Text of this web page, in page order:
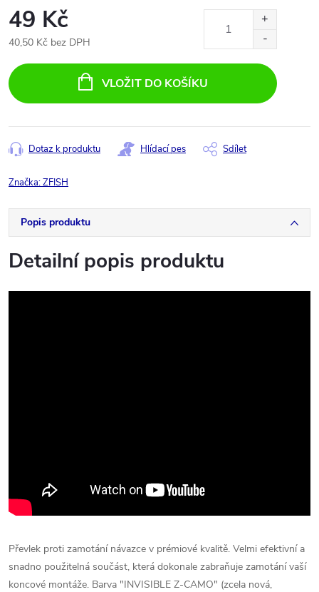
49 Kč
40,50 Kč bez DPH
cena:
VLOŽIT DO KOŠÍKU
Dotaz k produktu Hlídací pes Sdílet
Značka:ZFISH
Popis produktu
Detailní popis produktu
Převlek proti zamotání návazce v prémiové kvalitě. Velmi efektivní a
snadno použitelná součást, která dokonale zabraňuje zamotání vaší
koncové montáže. Barva "INVISIBLE Z-CAMO" (zcela nová,